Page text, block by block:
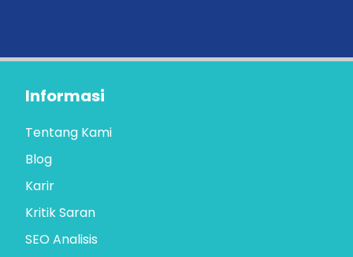
Informasi
Tentang Kami
Blog
Karir
Kritik Saran
SEO Analisis